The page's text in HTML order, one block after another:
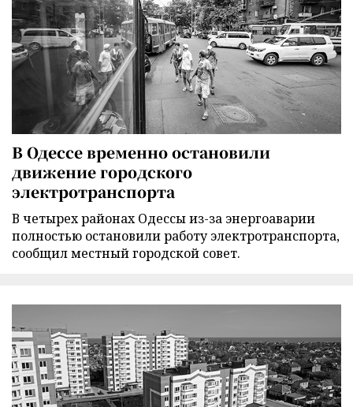
В Одессе временно остановили
движение городского
электротранспорта
В четырех районах Одессы из-за энергоаварии
полностью остановили работу электротранспорта,
сообщил местный городской совет.